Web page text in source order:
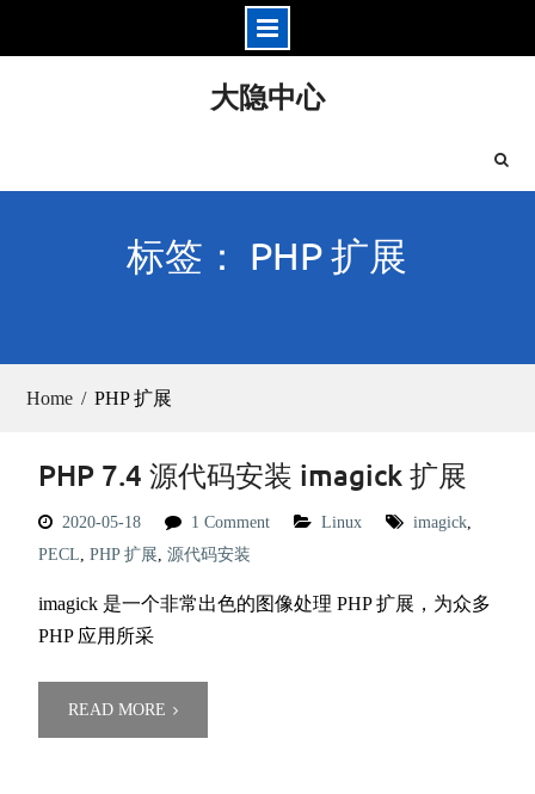
大隐中心
标签： PHP 扩展
Home PHP 扩展
PHP 7.4 源代码安装 imagick 扩展
2020-05-18 1 Comment Linux imagick,
PECL, PHP 扩展, 源代码安装
imagick 是一个非常出色的图像处理 PHP 扩展，为众多
PHP 应用所采
READ MORE